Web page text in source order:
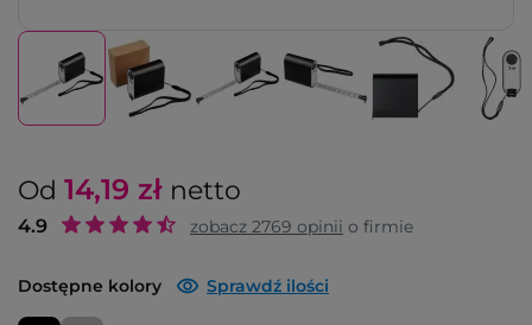
Od 14,19 zł netto
4.9 zobacz 2769 opinii o firmie
Dostępne kolory Sprawdź ilości